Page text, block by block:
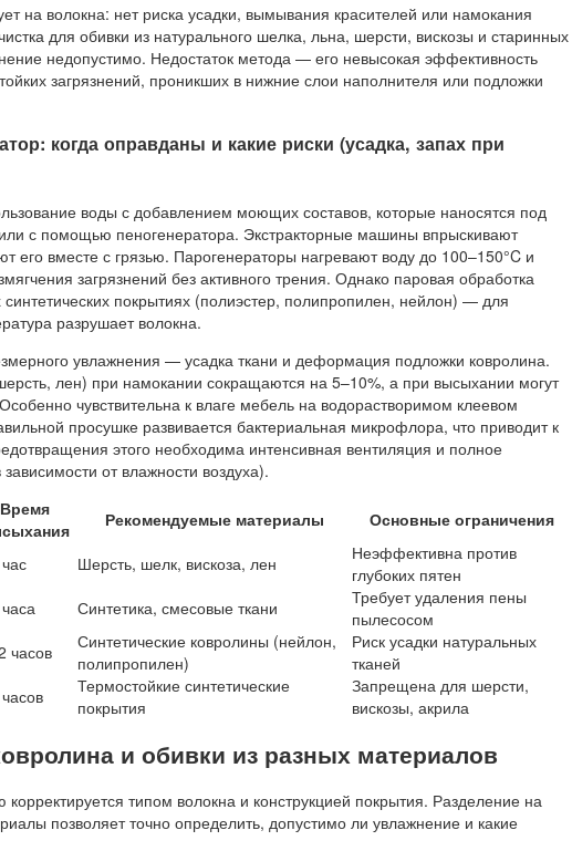
на волокна: нет риска усадки, вымывания красителей или намокания
для обивки из натурального шелка, льна, шерсти, вискозы и старинных
недопустимо. Недостаток метода — его невысокая эффективность
загрязнений, проникших в нижние слои наполнителя или подложки
когда оправданы и какие риски (усадка, запах при
воды с добавлением моющих составов, которые наносятся под
с помощью пеногенератора. Экстракторные машины впрыскивают
его вместе с грязью. Парогенераторы нагревают воду до 100–150°C и
загрязнений без активного трения. Однако паровая обработка
покрытиях (полиэстер, полипропилен, нейлон) — для
разрушает волокна.
увлажнения — усадка ткани и деформация подложки ковролина.
лен) при намокании сокращаются на 5–10%, а при высыхании могут
чувствительна к влаге мебель на водорастворимом клеевом
просушке развивается бактериальная микрофлора, что приводит к
этого необходима интенсивная вентиляция и полное
от влажности воздуха).
Время
Рекомендуемые материалы
Основные ограничения
Шерсть, шелк, вискоза, лен
Неэффективна против
глубоких пятен
Синтетика, смесовые ткани
Требует удаления пены
пылесосом
часов
Синтетические ковролины (нейлон,
полипропилен)
Риск усадки натуральных
тканей
Термостойкие синтетические
покрытия
Запрещена для шерсти,
вискозы, акрила
и обивки из разных материалов
типом волокна и конструкцией покрытия. Разделение на
позволяет точно определить, допустимо ли увлажнение и какие